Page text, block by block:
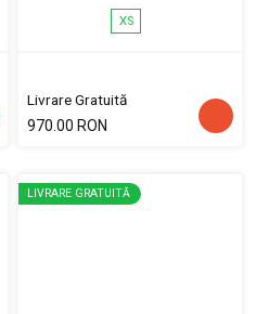
XS
Livrare Gratuită
970.00 RON
LIVRARE GRATUITĂ